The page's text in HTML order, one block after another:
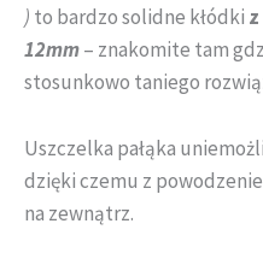
) to bardzo solidne kłódki
12mm– znakomite tam
stosunkowo taniego
Uszczelka pałąka
dzięki czemu z
na zewnątrz.